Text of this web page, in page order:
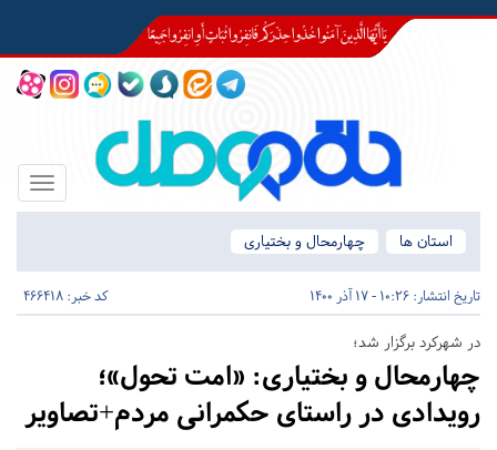
Toggle
استان ها
چهارمحال و بختیاری
تاریخ انتشار: 10:26 - 17 آذر 1400 کد خبر: 466418
در شهرکرد برگزار شد؛
چهارمحال و بختیاری: «امت تحول»؛
رویدادی در راستای حکمرانی مردم+تصاویر